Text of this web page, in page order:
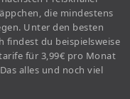
die mindestens
Unter den besten
findest du beispielsweise
für 3,99€ pro Monat
alles und noch viel